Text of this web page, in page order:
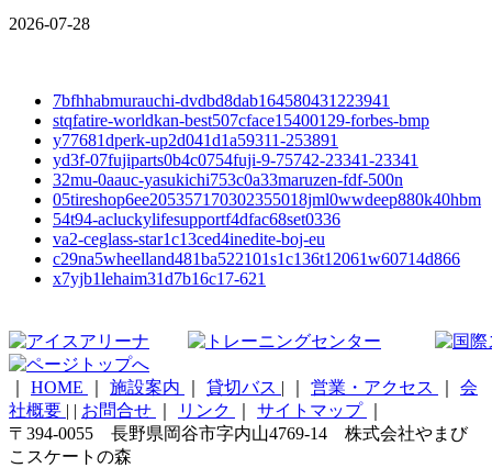
2026-07-28
7bfhhabmurauchi-dvdbd8dab164580431223941
stqfatire-worldkan-best507cface15400129-forbes-bmp
y77681dperk-up2d041d1a59311-253891
yd3f-07fujiparts0b4c0754fuji-9-75742-23341-23341
32mu-0aauc-yasukichi753c0a33maruzen-fdf-500n
05tireshop6ee205357170302355018jml0wwdeep880k40hbm
54t94-acluckylifesupportf4dfac68set0336
va2-ceglass-star1c13ced4inedite-boj-eu
c29na5wheelland481ba522101s1c136t12061w60714d866
x7yjb1lehaim31d7b16c17-621
HOME 施設案内 貸切バス | 営業・アクセス
会
社概要 | | お問合せ リンク サイトマップ
〒394-0055 長野県岡谷市字内山4769-14 株式会社やまび
こスケートの森